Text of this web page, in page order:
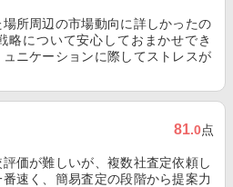
所周辺の市場動向に詳しかったの
略について安心しておまかせでき
ニケーションに際してストレスが
81.0点
価が難しいが、複数社査定依頼し
速く、簡易査定の段階から提案力